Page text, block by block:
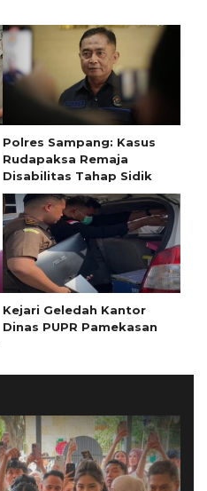
Polres Sampang: Kasus
Rudapaksa Remaja
Disabilitas Tahap Sidik
Kejari Geledah Kantor
Dinas PUPR Pamekasan